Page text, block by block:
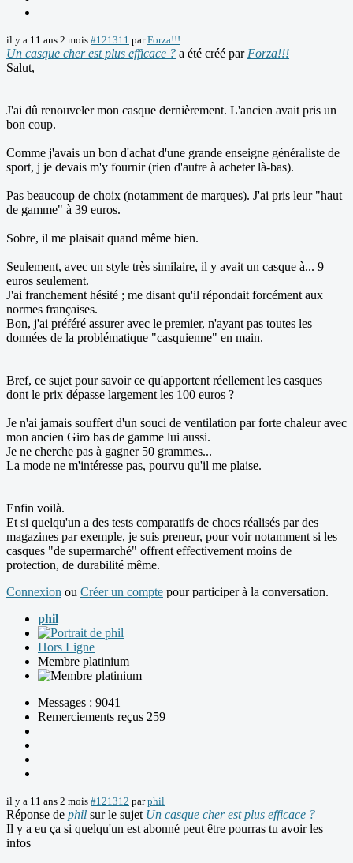
il y a 11 ans 2 mois #121311 parForza!!!
Un casque cher est plus efficace ? a été créé par Forza!!!
Salut,
J'ai dû renouveler mon casque dernièrement. L'ancien avait pris un
bon coup.
Comme j'avais un bon d'achat d'une grande enseigne généraliste de
sport, j je devais m'y fournir (rien d'autre à acheter là-bas).
Pas beaucoup de choix (notamment de marques). J'ai pris leur "haut
de gamme" à 39 euros.
Sobre, il me plaisait quand même bien.
Seulement, avec un style très similaire, il y avait un casque à... 9
euros seulement.
J'ai franchement hésité ; me disant qu'il répondait forcément aux
normes françaises.
Bon, j'ai préféré assurer avec le premier, n'ayant pas toutes les
données de la problématique "casquienne" en main.
Bref, ce sujet pour savoir ce qu'apportent réellement les casques
dont le prix dépasse largement les 100 euros ?
Je n'ai jamais souffert d'un souci de ventilation par forte chaleur avec
mon ancien Giro bas de gamme lui aussi.
Je ne cherche pas à gagner 50 grammes...
La mode ne m'intéresse pas, pourvu qu'il me plaise.
Enfin voilà.
Et si quelqu'un a des tests comparatifs de chocs réalisés par des
magazines par exemple, je suis preneur, pour voir notamment si les
casques "de supermarché" offrent effectivement moins de
protection, de durabilité même.
Connexion ou Créer un compte pour participer à la conversation.
phil
Hors Ligne
Membre platinium
Messages : 9041
Remerciements reçus 259
il y a 11 ans 2 mois #121312 parphil
Réponse de phil sur le sujet Un casque cher est plus efficace ?
Il y a eu ça si quelqu'un est abonné peut être pourras tu avoir les
infos